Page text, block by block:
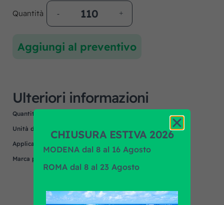
Quantità
Aggiungi al preventivo
Ulteriori informazioni
Quantità minima
Unità di misura
Applicazione
Marca prodotto
CHIUSURA ESTIVA 2026
MODENA dal 8 al 16 Agosto
ROMA dal 8 al 23 Agosto